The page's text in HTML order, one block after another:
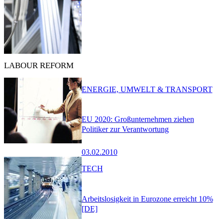
LABOUR REFORM
EU 2020: Großunternehmen ziehen
Politiker zur Verantwortung
03.02.2010
ENERGIE, UMWELT & TRANSPORT
Arbeitslosigkeit in Eurozone erreicht 10%
[DE]
TECH